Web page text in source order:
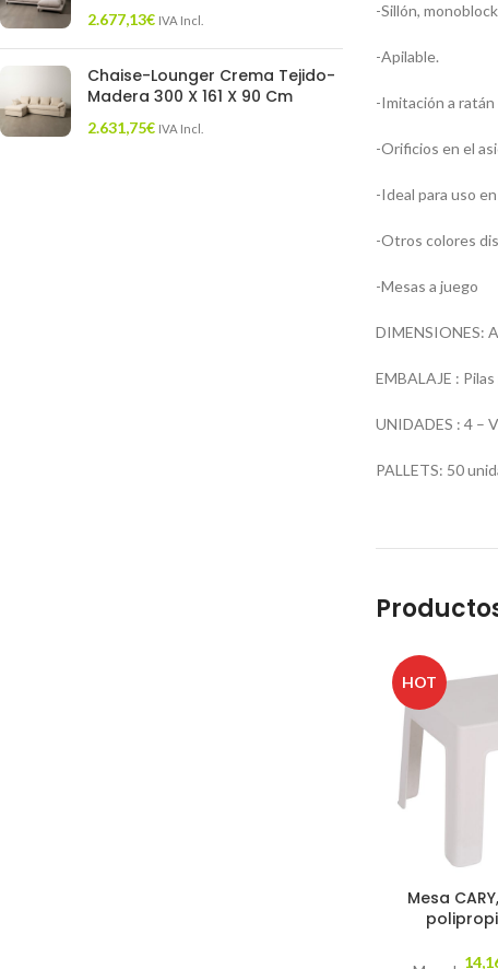
2.677,13€ IVA Incl.
Chaise-Lounger Crema Tejido-
Madera 300 X 161 X 90 Cm
2.631,75€ IVA Incl.
-Sillón,
-Apilable.
-Imitación a
-Orificios en el
-Ideal para uso
-Otros colores
-Mesas a juego
DIMENSIONES:
EMBALAJE :
UNIDADES : 4 –
PALLETS: 50
HOT
Mesa